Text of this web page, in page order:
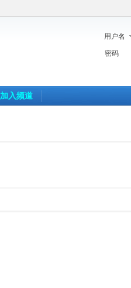
用户名
密码
加入频道